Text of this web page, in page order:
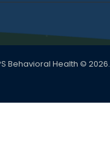
Behavioral Health © 2026.